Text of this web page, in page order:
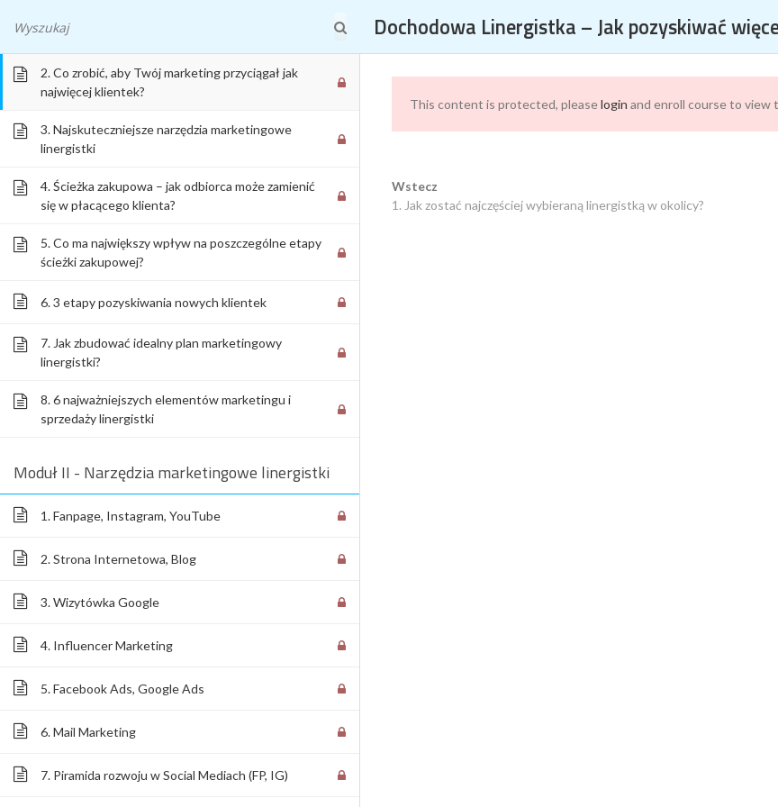
WSZYSTKO O SOCIAL MEDIA W JEDNYM MIEJSCU
DOCHODOWA LINERGISTKA – JAK POZYSKIWAĆ
MAKIJAŻ PERMANENTNY?
Dochodowa Linergistka – Jak pozyskiwać
This content is protected, pleaselogin and enroll course to view
Wstecz
1. Jak zostać najczęściej wybieraną linergistką w okolicy?
okolicy?
2. Co zrobić, aby Twój marketing przyciągał jak
najwięcej klientek?
3. Najskuteczniejsze narzędzia marketingowe
linergistki
4. Ścieżka zakupowa – jak odbiorca może zamienić
się w płacącego klienta?
5. Co ma największy wpływ na poszczególne etapy
ścieżki zakupowej?
6. 3 etapy pozyskiwania nowych klientek
7. Jak zbudować idealny plan marketingowy
linergistki?
8. 6 najważniejszych elementów marketingu i
sprzedaży linergistki
Moduł II - Narzędzia marketingowe linergistki
1. Fanpage, Instagram, YouTube
2. Strona Internetowa, Blog
3. Wizytówka Google
4. Influencer Marketing
5. Facebook Ads, Google Ads
6. Mail Marketing
7. Piramida rozwoju w Social Mediach (FP, IG)